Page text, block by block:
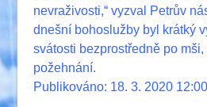
nevraživosti,“ vyzval Petrův
dnešní bohoslužby byl krátký
svátosti bezprostředně po
požehnání.
Publikováno: 18. 3. 2020 12:00